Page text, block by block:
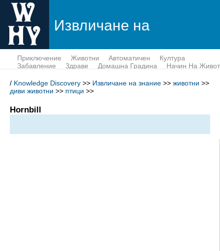
Извличане на
Приключение Животни Автоматичен
Култура
Забавление
Здраве Домашна Градина
Начин На Живот
/ Knowledge Discovery >> Извличане на знание >> животни >>
диви животни >> птици >>
Hornbill